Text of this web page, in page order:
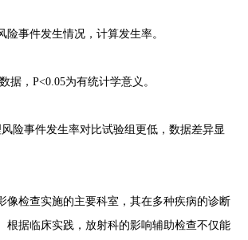
险事件发生情况，计算发生率。
据，P<0.05为有统计学意义。
险事件发生率对比试验组更低，数据差异显
像检查实施的主要科室，其在多种疾病的诊断
根据临床实践，放射科的影响辅助检查不仅能